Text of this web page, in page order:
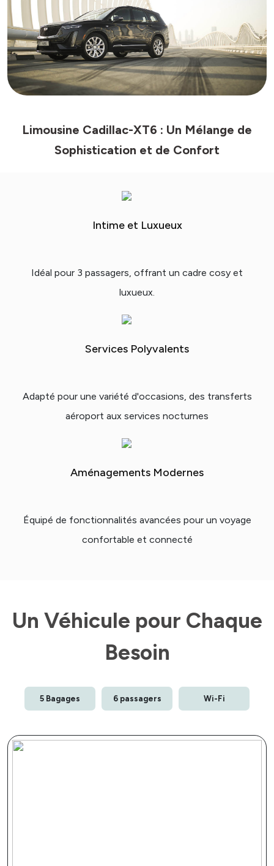
Limousine Cadillac-XT6 : Un Mélange de
Sophistication et de Confort
Intime et Luxueux
Idéal pour 3 passagers, offrant un cadre cosy et
luxueux.
Services Polyvalents
Adapté pour une variété d'occasions, des transferts
aéroport aux services nocturnes
Aménagements Modernes
Équipé de fonctionnalités avancées pour un voyage
confortable et connecté
Un Véhicule pour Chaque
Besoin
5 Bagages 6 passagers Wi-Fi